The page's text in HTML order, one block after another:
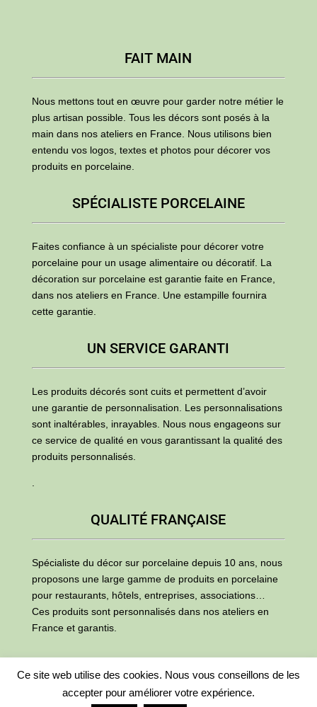
FAIT MAIN
Nous mettons tout en œuvre pour garder notre métier le
plus artisan possible. Tous les décors sont posés à la
main dans nos ateliers en France. Nous utilisons bien
entendu vos logos, textes et photos pour décorer vos
produits en porcelaine.
SPÉCIALISTE PORCELAINE
Faites confiance à un spécialiste pour décorer votre
porcelaine pour un usage alimentaire ou décoratif. La
décoration sur porcelaine est garantie faite en France,
dans nos ateliers en France. Une estampille fournira
cette garantie.
UN SERVICE GARANTI
Les produits décorés sont cuits et permettent d’avoir
une garantie de personnalisation. Les personnalisations
sont inaltérables, inrayables. Nous nous engageons sur
ce service de qualité en vous garantissant la qualité des
produits personnalisés.
QUALITÉ FRANÇAISE
Spécialiste du décor sur porcelaine depuis 10 ans, nous
proposons une large gamme de produits en porcelaine
pour restaurants, hôtels, entreprises, associations…
Ces produits sont personnalisés dans nos ateliers en
France et garantis.
Ce site web utilise des cookies. Nous vous conseillons de les
accepter pour améliorer votre expérience.